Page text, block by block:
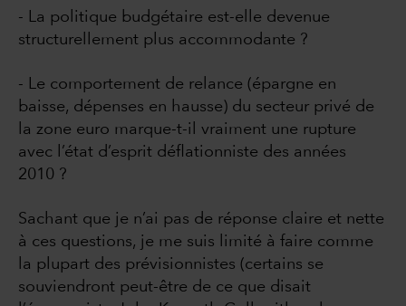
- La politique budgétaire est-elle devenue
structurellement plus accommodante ?
- Le comportement de relance (épargne en
baisse, dépenses en hausse) du secteur privé de
la zone euro marque-t-il vraiment une rupture
avec l’état d’esprit déflationniste des années
2010 ?
Sachant que je n’ai pas de réponse claire et nette
à ces questions, je me suis limité à faire comme
la plupart des prévisionnistes (certains se
souviendront peut-être de ce que disait